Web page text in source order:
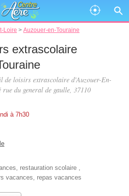
Loire > Auzouer-en-Touraine
extrascolaire
de loisirs extrascolaire d'Auzouer-En-
rue du general de gaulle, 37110
à 7h30
, restauration scolaire ,
vacances, repas vacances